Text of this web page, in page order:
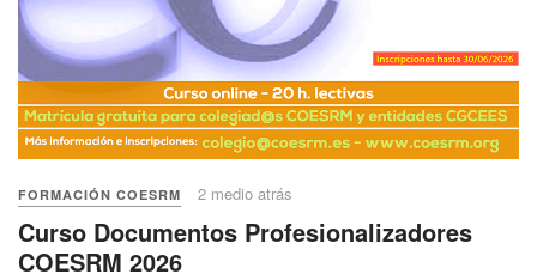
FORMACIÓN COESRM 2 medio atrás
Curso Documentos Profesionalizadores
COESRM 2026